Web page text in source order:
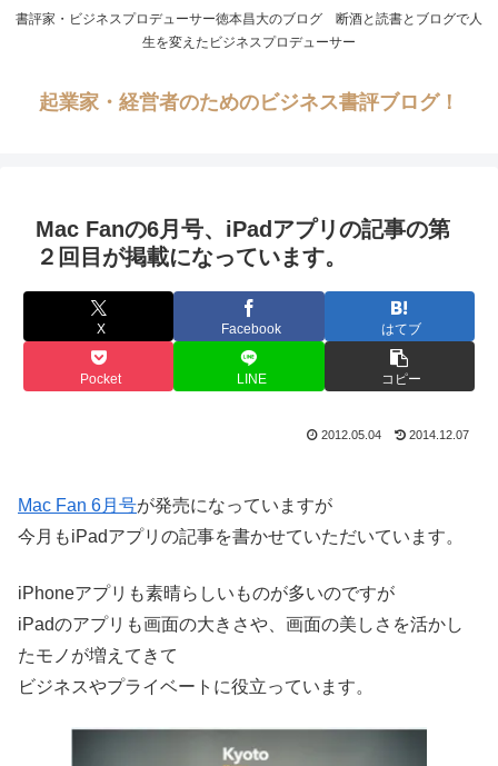
書評家・ビジネスプロデューサー徳本昌大のブログ 断酒と読書とブログで人
生を変えたビジネスプロデューサー
起業家・経営者のためのビジネス書評ブログ！
Mac Fanの6月号、iPadアプリの記事の第
２回目が掲載になっています。
X Facebook はてブ
Pocket LINE コピー
2012.05.04 2014.12.07
Mac Fan 6月号が発売になっていますが
今月もiPadアプリの記事を書かせていただいています。
iPhoneアプリも素晴らしいものが多いのですが
iPadのアプリも画面の大きさや、画面の美しさを活かし
たモノが増えてきて
ビジネスやプライベートに役立っています。